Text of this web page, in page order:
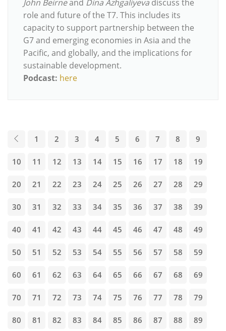
John Beirneand Dina Azhgaliyeva discuss the
role and future of the T7. This includes its
capacity to support partnership between the
G7 and emerging economies in Asia and the
Pacific, and globally, and the implications for
sustainable development.
Podcast: here
1 2 3 4 5 6 7 8 9
10 11 12 13 14 15 16 17 18 19
20 21 22 23 24 25 26 27 28 29
30 31 32 33 34 35 36 37 38 39
40 41 42 43 44 45 46 47 48 49
50 51 52 53 54 55 56 57 58 59
60 61 62 63 64 65 66 67 68 69
70 71 72 73 74 75 76 77 78 79
80 81 82 83 84 85 86 87 88 89